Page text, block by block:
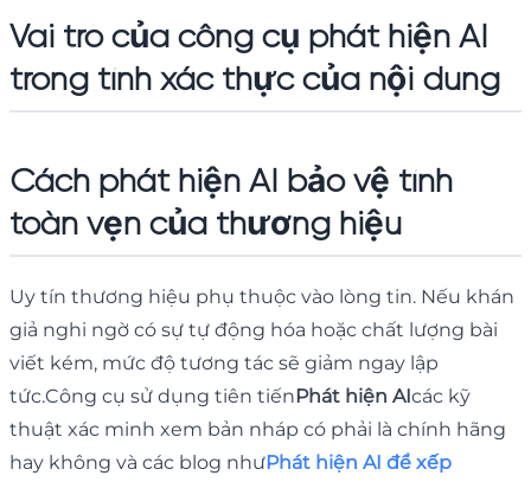
Vai trò của công cụ phát hiện AI
trong tính xác thực của nội dung
Cách phát hiện AI bảo vệ tính
toàn vẹn của thương hiệu
Uy tín thương hiệu phụ thuộc vào lòng tin. Nếu khán
giả nghi ngờ có sự tự động hóa hoặc chất lượng bài
viết kém, mức độ tương tác sẽ giảm ngay lập
tức.Công cụ sử dụng tiên tiếnPhát hiện AIcác kỹ
thuật xác minh xem bản nháp có phải là chính hãng
hay không và các blog nhưPhát hiện AI để xếp